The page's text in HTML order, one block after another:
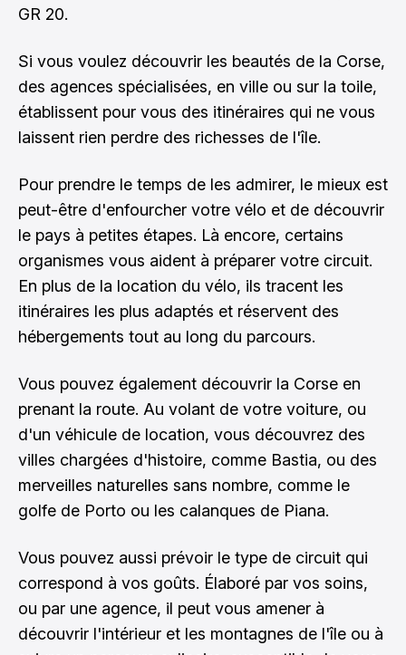
GR 20.
Si vous voulez découvrir les beautés de la Corse,
des agences spécialisées, en ville ou sur la toile,
établissent pour vous des itinéraires qui ne vous
laissent rien perdre des richesses de l'île.
Pour prendre le temps de les admirer, le mieux est
peut-être d'enfourcher votre vélo et de découvrir
le pays à petites étapes. Là encore, certains
organismes vous aident à préparer votre circuit.
En plus de la location du vélo, ils tracent les
itinéraires les plus adaptés et réservent des
hébergements tout au long du parcours.
Vous pouvez également découvrir la Corse en
prenant la route. Au volant de votre voiture, ou
d'un véhicule de location, vous découvrez des
villes chargées d'histoire, comme Bastia, ou des
merveilles naturelles sans nombre, comme le
golfe de Porto ou les calanques de Piana.
Vous pouvez aussi prévoir le type de circuit qui
correspond à vos goûts. Élaboré par vos soins,
ou par une agence, il peut vous amener à
découvrir l'intérieur et les montagnes de l'île ou à